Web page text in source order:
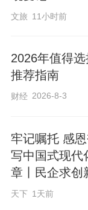
走进公司大
眼帘。鸡
动。“我们
一个人管理
理张玉军语
文旅 11小时前
2026年值得
推荐指南
财经 2026-8-3
牢记嘱托 感
写中国式现代
章丨民企求创
天下 1天前